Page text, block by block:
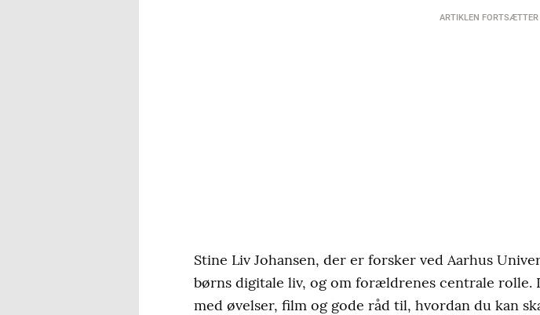
ARTIKLEN FORTSÆTTER
Stine Liv Johansen, der er forsker ved Aarhus
børns digitale liv, og om forældrenes centrale
med øvelser, film og gode råd til, hvordan du kan